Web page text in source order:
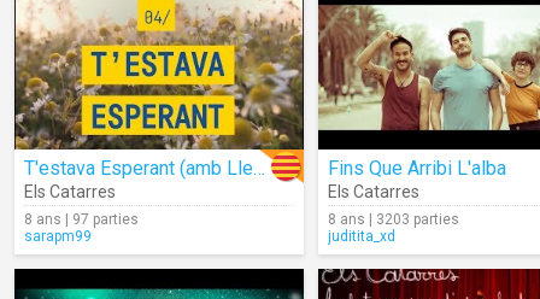
T'estava Esperant (amb Lletra)
Els Catarres
8 ans | 97 parties
sarapm99
Fins Que Arribi L'alba
Els Catarres
8 ans | 3203 parties
juditita_xd